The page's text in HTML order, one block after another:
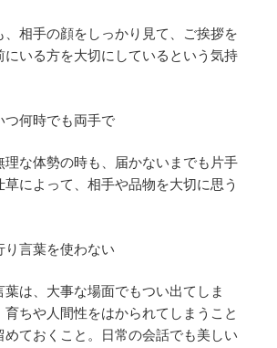
、相手の顔をしっかり見て、ご挨拶を
にいる方を大切にしているという気持
つ何時でも両手で
理な体勢の時も、届かないまでも片手
草によって、相手や品物を大切に思う
り言葉を使わない
は、大事な場面でもつい出てしま
育ちや人間性をはかられてしまうこと
めておくこと。日常の会話でも美しい